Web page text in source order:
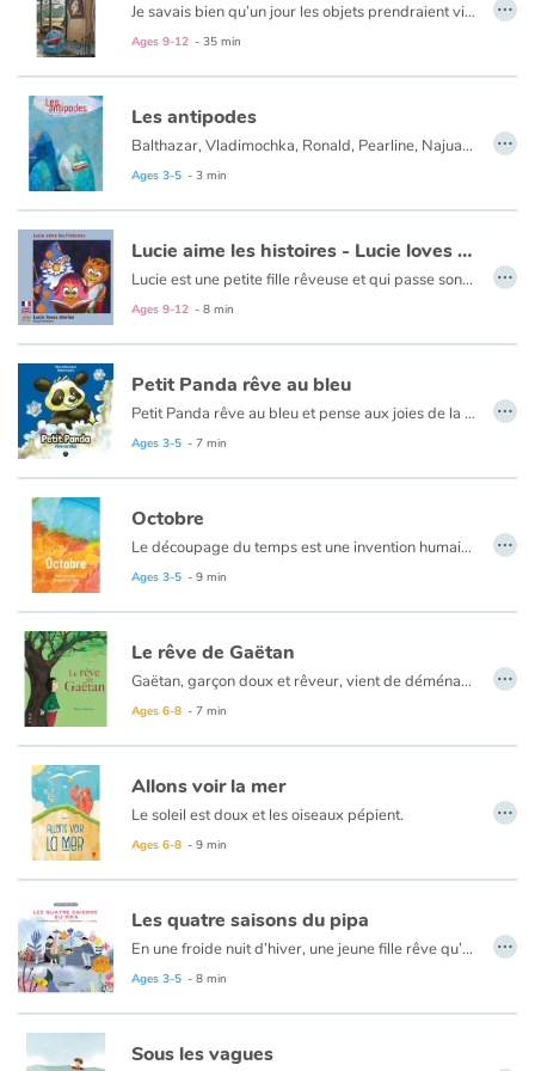
Je savais bien qu’un jour les objets prendraient vie. Ils l’ont fait et n’ont pas demandé notre avis...
Ages 9-12 - 35 min
Les antipodes
Balthazar, Vladimochka, Ronald, Pearline, Najuat, Mitsuko et Ryad vivent dans les quatre coins du monde, « aux antipodes » les uns des autres. Ils ne se connaissent pas. Pourtant le lecteur, lui, à travers les images et le texte qui lui présentent leurs portraits, découvre leur existence, leur visage, leur caractère, et voit à quel point ils sont différents, même opposés, dans leurs goûts, leurs intérêts, leurs sensibilités. À partir de là, il peut imaginer toutes les rencontres, toutes les aventures possibles.
Ages 3-5 - 3 min
…
Lucie aime les histoires - Lucie loves stories
Lucie est une petite fille rêveuse et qui passe son temps à lire. Sitôt qu'elle a ouvert un livre, la voilà qui se projette dans des histoires abracadabrantes dont elle devient l'héroïne.
Le texte est en français et en anglais.
Ages 9-12 - 8 min
…
Petit Panda rêve au bleu
Petit Panda rêve au bleu et pense aux joies de la mer...
Ce livre est aussi disponible en anglais :
Ages 3-5 - 7 min
…
Octobre
Le découpage du temps est une invention humaine. Insaisissable et fuyant, le temps semble devenir un "objet réel" lorsqu’il devient secondes, minutes, mois, années. Présenté sous forme de personnage, comme ici le mois d’octobre, tout à coup le temps nous apparaît sous les traits familiers de nos semblables et de nous-mêmes : il est donc fait de la même matière que nous ! Il a sa vie, ses activités, ses habitudes, ses goûts. Et surtout, il arrange le monde en fonction des rythmes saisonniers, des lois supérieures de la nature. Le lecteur de cet album découvre ainsi à travers la personnification du temps que celui-ci n’est pas seulement une "dimension" dans laquelle la vie se déroule d’un bout à l’autre, comme dans une pièce de théâtre, mais qu’il nous appartient en propre, qu’il est une composante de notre être au même titre que les cellules de notre corps. Montré en action parmi nous et à notre image, Octobre est notre frère (ça pourrait être aussi Janvier ou Juillet), et comme lui nous sommes le temps. C’est mieux, beaucoup mieux que d’avoir l’illusion de maîtriser le temps.
Ages 3-5 - 9 min
…
Le rêve de Gaëtan
Gaëtan, garçon doux et rêveur, vient de déménager dans un petit village de montagne. Un majestueux châtaignier, devient son terrain de jeu. Un jour qu’il s’endort dans l’arbre, un personnage étrange, entouré de petits esprits lui conte comment les rêves deviennent des fruits : les châtaignes. Et comment les plus beaux d’entre les rêves doivent être plantés pour devenir de magnifiques châtaigniers.
Ages 6-8 - 7 min
…
Allons voir la mer
Le soleil est doux et les oiseaux pépient.
Ages 6-8 - 9 min
…
Les quatre saisons du pipa
En une froide nuit d’hiver, une jeune fille rêve qu’elle rend visite à son grand-père en Chine, plus précisément à Kunming, une ville magique que l’on surnomme « ville du printemps éternel ». Derrière sa fenêtre, des rafales de vent font valser la neige, alors que le doux son du pipa, joué par sa mère dans le salon, l’enveloppe comme une couverture réconfortante.
Ages 3-5 - 8 min
…
Sous les vagues